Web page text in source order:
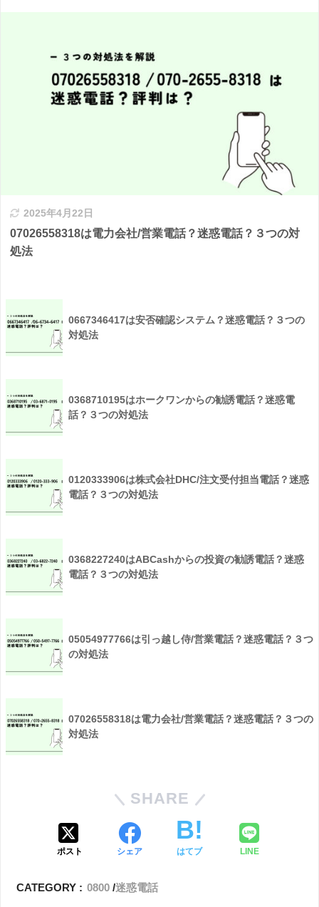
2025年4月22日
07026558318は電力会社/営業電話？迷惑電話？３つの対
処法
0667346417は安否確認システム？迷惑電話？３つの
対処法
0368710195はホークワンからの勧誘電話？迷惑電
話？３つの対処法
0120333906は株式会社DHC/注文受付担当電話？迷惑
電話？３つの対処法
0368227240はABCashからの投資の勧誘電話？迷惑
電話？３つの対処法
05054977766は引っ越し侍/営業電話？迷惑電話？３つ
の対処法
07026558318は電力会社/営業電話？迷惑電話？３つの
対処法
SHARE
ポスト シェア はてブ LINE
CATEGORY : 0800 迷惑電話